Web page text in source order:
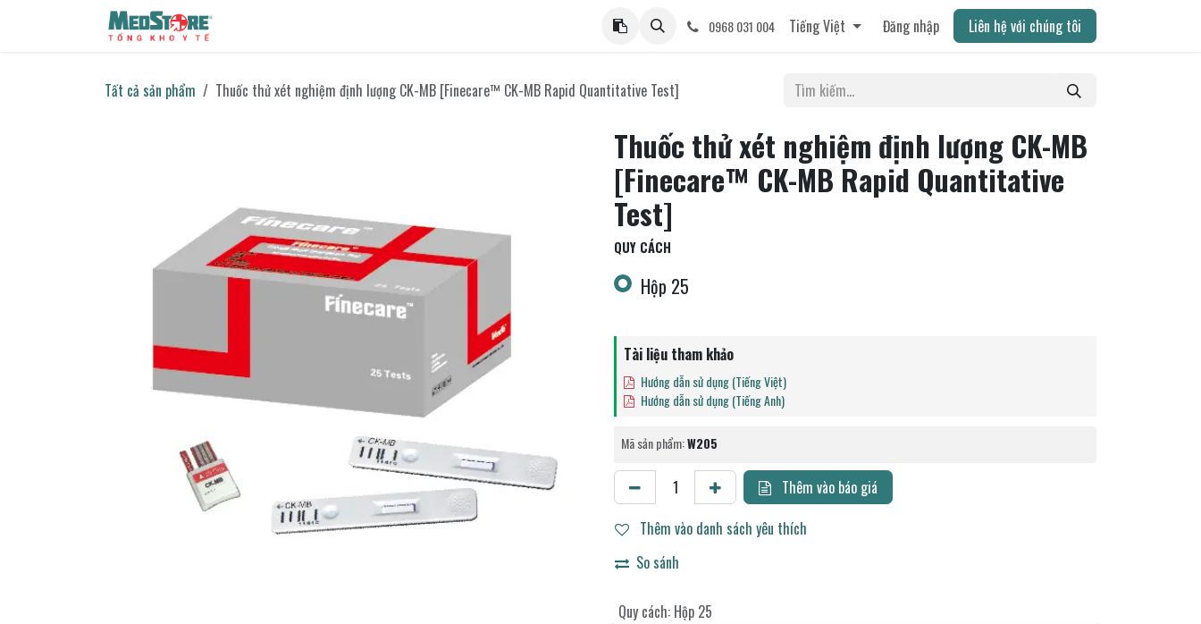
Bỏ qua để đến Nội dung
0968 031 004 Tiếng Việt Đăng nhập Liên hệ với chúng tôi
Tất cả sản phẩm Thuốc thử xét nghiệm định lượng CK-MB [Finecare™ CK-MB Rapid Quantitative Test]
Thuốc thử xét nghiệm định lượng CK-MB
[Finecare™ CK-MB Rapid Quantitative
Test]
QUY CÁCH
Hộp 25
Tài liệu tham khảo
Hướng dẫn sử dụng (Tiếng Việt)
Hướng dẫn sử dụng (Tiếng Anh)
Mã sản phẩm:W205
Thêm vào báo giá
Thêm vào danh sách yêu thích
So sánh
Quy cách: Hộp 25